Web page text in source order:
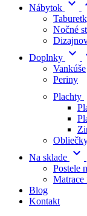
Nábytok 
Nočné
Doplnky 
Vankúše
Periny
Plachty
Na sklade 
Postele
Matrace
Blog
Kontakt